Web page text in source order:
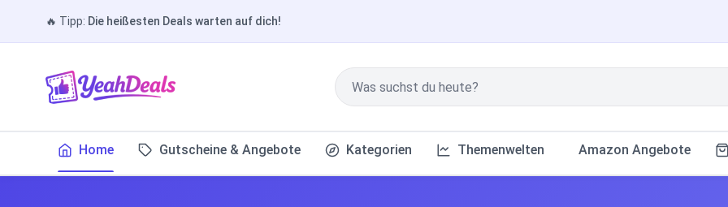
🔥 Tipp: Die heißesten Deals warten auf dich!
Home Gutscheine & Angebote Kategorien Themenwelten Amazon Angebote